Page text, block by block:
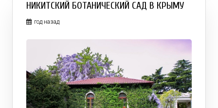
НИКИТСКИЙ БОТАНИЧЕСКИЙ САД В КРЫМУ
год назад